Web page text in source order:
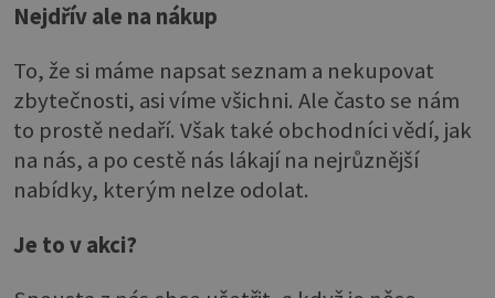
Nejdřív ale na nákup
To, že si máme napsat seznam a nekupovat
zbytečnosti, asi víme všichni. Ale často se nám
to prostě nedaří. Však také obchodníci vědí, jak
na nás, a po cestě nás lákají na nejrůznější
nabídky, kterým nelze odolat.
Je to v akci?